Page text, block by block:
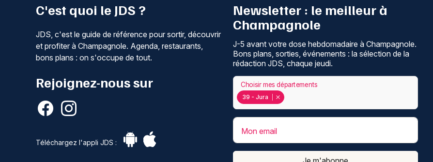
C'est quoi le JDS ?
JDS, c'est le guide de référence pour sortir, découvrir
et profiter à Champagnole. Agenda, restaurants,
bons plans : on s'occupe de tout.
Rejoignez-nous sur
Téléchargez l'appli JDS :
Newsletter : le meilleur à
Champagnole
J-5 avant votre dose hebdomadaire à Champagnole.
Bons plans, sorties, événements : la sélection de la
rédaction JDS, chaque jeudi.
39 - Jura
Choisir mes départements
Mon email